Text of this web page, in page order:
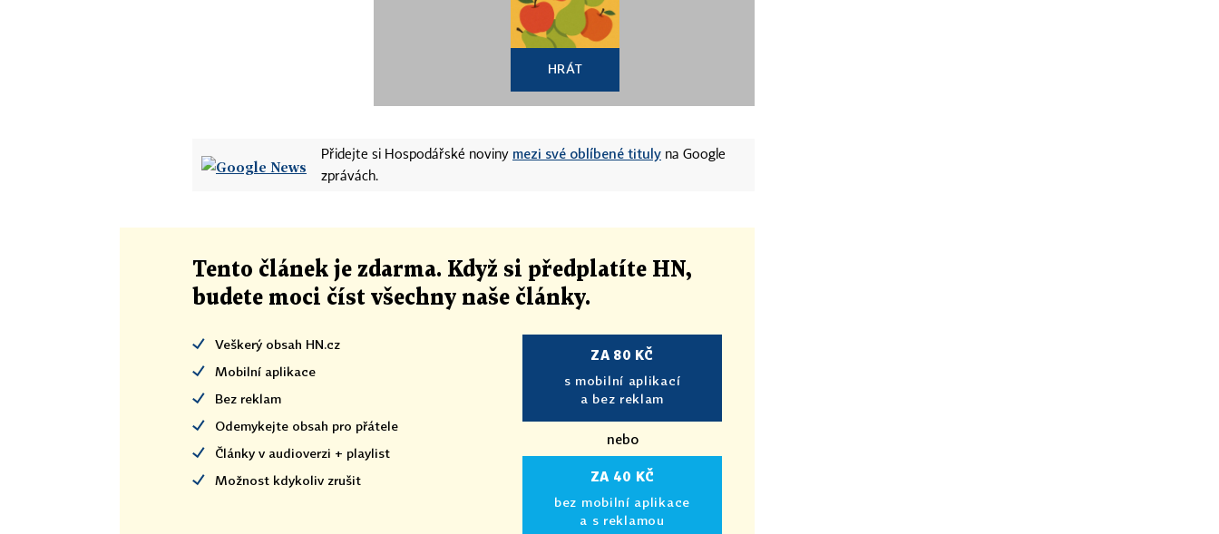
HRÁT
Přidejte si Hospodářské noviny mezi své oblíbené tituly na Google
zprávách.
Tento článek je zdarma. Když si předplatíte HN,
budete moci číst všechny naše články.
Veškerý obsah HN.cz
Mobilní aplikace
Bez reklam
Odemykejte obsah pro přátele
Články v audioverzi + playlist
Možnost kdykoliv zrušit
ZA 80 KČ
s mobilní aplikací
a bez reklam
nebo
ZA 40 KČ
bez mobilní aplikace
a s reklamou